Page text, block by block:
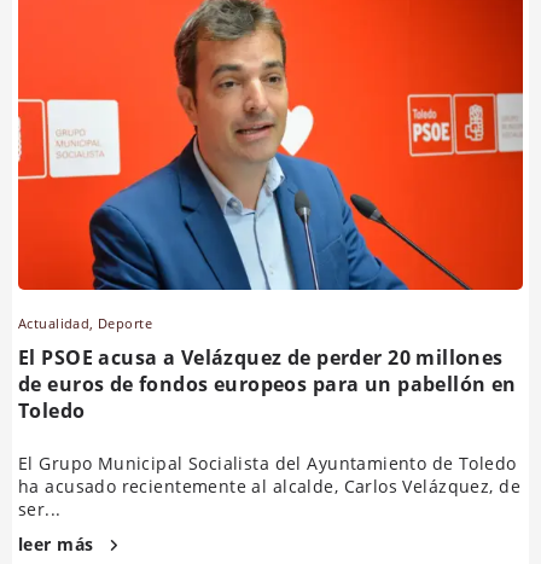
Actualidad, Deporte
El PSOE acusa a Velázquez de perder 20 millones
de euros de fondos europeos para un pabellón en
Toledo
El Grupo Municipal Socialista del Ayuntamiento de Toledo
ha acusado recientemente al alcalde, Carlos Velázquez, de
ser...
leer más